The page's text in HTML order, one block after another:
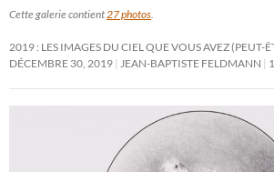
Cette galerie contient27 photos.
2019 : LES IMAGES DU CIEL QUE VOUS AVEZ (PEUT-
DÉCEMBRE 30, 2019 JEAN-BAPTISTE FELDMANN